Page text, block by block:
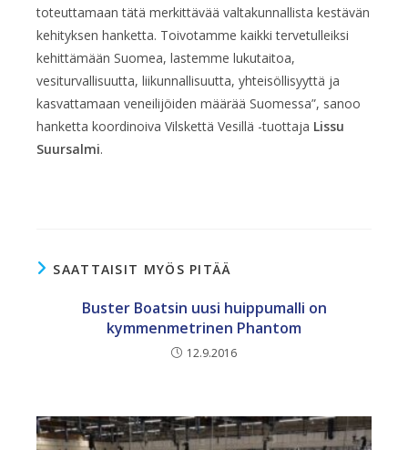
toteuttamaan tätä merkittävää valtakunnallista kestävän
kehityksen hanketta. Toivotamme kaikki tervetulleiksi
kehittämään Suomea, lastemme lukutaitoa,
vesiturvallisuutta, liikunnallisuutta, yhteisöllisyyttä ja
kasvattamaan veneilijöiden määrää Suomessa”, sanoo
hanketta koordinoiva Vilskettä Vesillä -tuottaja Lissu
Suursalmi.
SAATTAISIT MYÖS PITÄÄ
Buster Boatsin uusi huippumalli on
kymmenmetrinen Phantom
12.9.2016